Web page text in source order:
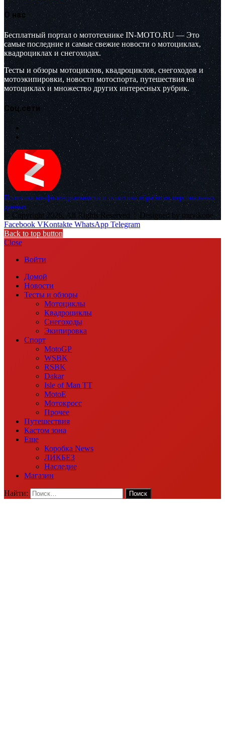
О нас
Бесплатный портал о мототехнике IN-MOTO.RU — Это
самые последние и самые свежие новости о мотоциклах,
квадроциклах и снегоходах.
Тесты и обзоры мотоциклов, квадроциклов, снегоходов и
мотоэкипировки, новости мотоспорта, путешествия на
мотоциклах и множество других интересных рубрик.
Соц.сети
Политика конфиденциальности и политика обработки персональных
данных
© Copyright 2026, All Rights Reserved | Designed by muvikone
Facebook VKontakte WhatsApp Telegram
Back to top button
Close
Войти
Домой
Новости
Тесты и обзоры
Мотоциклы
Квадроциклы
Снегоходы
Экипировка
Спорт
MotoGP
WSBK
RSBK
Dakar
Isle of Man TT
MotoE
Мотокросс
Прочее
Путешествия
Кастом зона
Еще
Коробка News
ЛИКБЕЗ
Наследие
Магазин
Найти: